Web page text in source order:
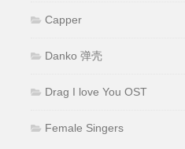
Capper
Danko 弹壳
Drag I love You OST
Female Singers